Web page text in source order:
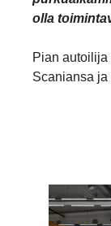
olla
Pian
Scaniansa ja